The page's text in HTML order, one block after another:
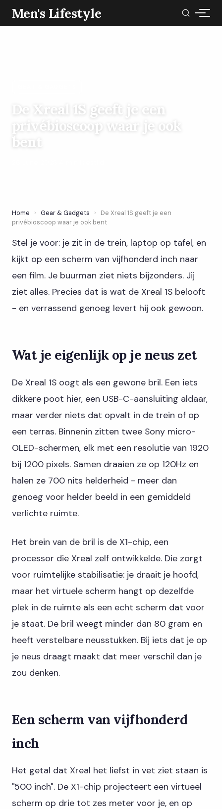
Men's Lifestyle
De Xreal 1S geeft je een
privébioscoop waar je ook
bent
Home › Gear & Gadgets ›
De Xreal 1S geeft je een
privébioscoop waar je ook bent
Stel je voor: je zit in de trein, laptop op tafel, en
kijkt op een scherm van vijfhonderd inch naar
een film. Je buurman ziet niets bijzonders. Jij
ziet alles. Precies dat is wat de Xreal 1S belooft
- en verrassend genoeg levert hij ook gewoon.
Wat je eigenlijk op je neus zet
De Xreal 1S oogt als een gewone bril. Een iets
dikkere poot hier, een USB-C-aansluiting aldaar,
maar verder niets dat opvalt in de trein of op
een terras. Binnenin zitten twee Sony micro-
OLED-schermen, elk met een resolutie van 1920
bij 1200 pixels. Samen draaien ze op 120Hz en
halen ze 700 nits helderheid - meer dan
genoeg voor helder beeld in een gemiddeld
verlichte ruimte.
Het brein van de bril is de X1-chip, een
processor die Xreal zelf ontwikkelde. Die zorgt
voor ruimtelijke stabilisatie: je draait je hoofd,
maar het virtuele scherm hangt op dezelfde
plek in de ruimte als een echt scherm dat voor
je staat. De bril weegt minder dan 80 gram en
heeft verstelbare neusstukken. Bij iets dat je op
je neus draagt maakt dat meer verschil dan je
zou denken.
Een scherm van vijfhonderd
inch
Het getal dat Xreal het liefst in vet ziet staan is
"500 inch". De X1-chip projecteert een virtueel
scherm op drie tot zes meter voor je, en op